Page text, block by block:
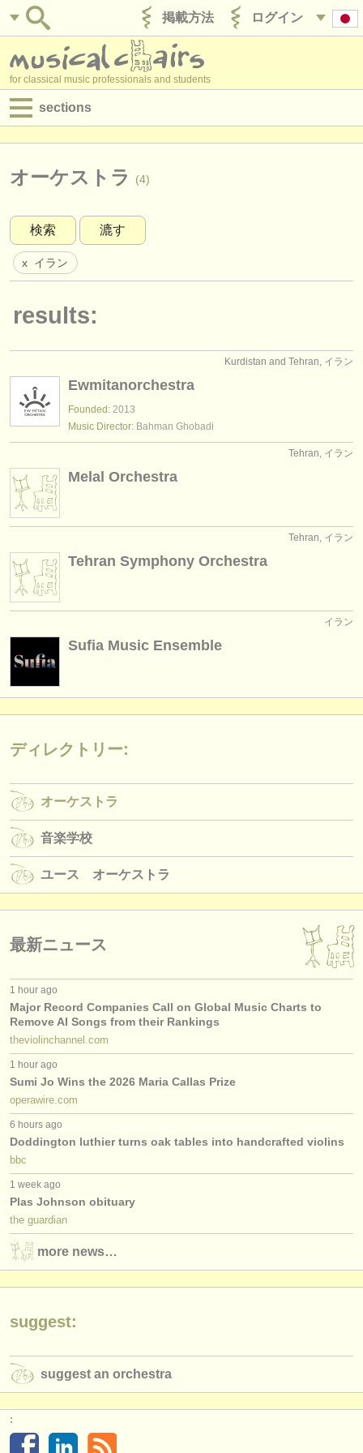
ログイン
掲載方法
for classical music professionals and students
sections
求人情報 (演奏関係の職)
求人情報 (管理者関連の職)
degree courses
講習会
楽器の販売
盗まれた楽器
ディレクトリー:
オーケストラ
音楽学校
musicalchairs:
musicalchairsについて
お問い合わせ
rss feeds
掲載方法
find out about our
ATSfaq
ログイン
オーケストラ (4)
検索 漉す
x イラン
results:
Kurdistan and Tehran, イラン
Ewmitanorchestra
Founded: 2013
Music Director: Bahman Ghobadi
Tehran, イラン
Melal Orchestra
Tehran, イラン
Tehran Symphony Orchestra
イラン
Sufia Music Ensemble
ディレクトリー:
オーケストラ
音楽学校
ユース オーケストラ
最新ニュース
1 hour ago
Major Record Companies Call on Global Music Charts to
Remove AI Songs from their Rankings
theviolinchannel.com
1 hour ago
Sumi Jo Wins the 2026 Maria Callas Prize
operawire.com
6 hours ago
Doddington luthier turns oak tables into handcrafted violins
bbc
1 week ago
Plas Johnson obituary
the guardian
more news…
suggest:
suggest an orchestra
: